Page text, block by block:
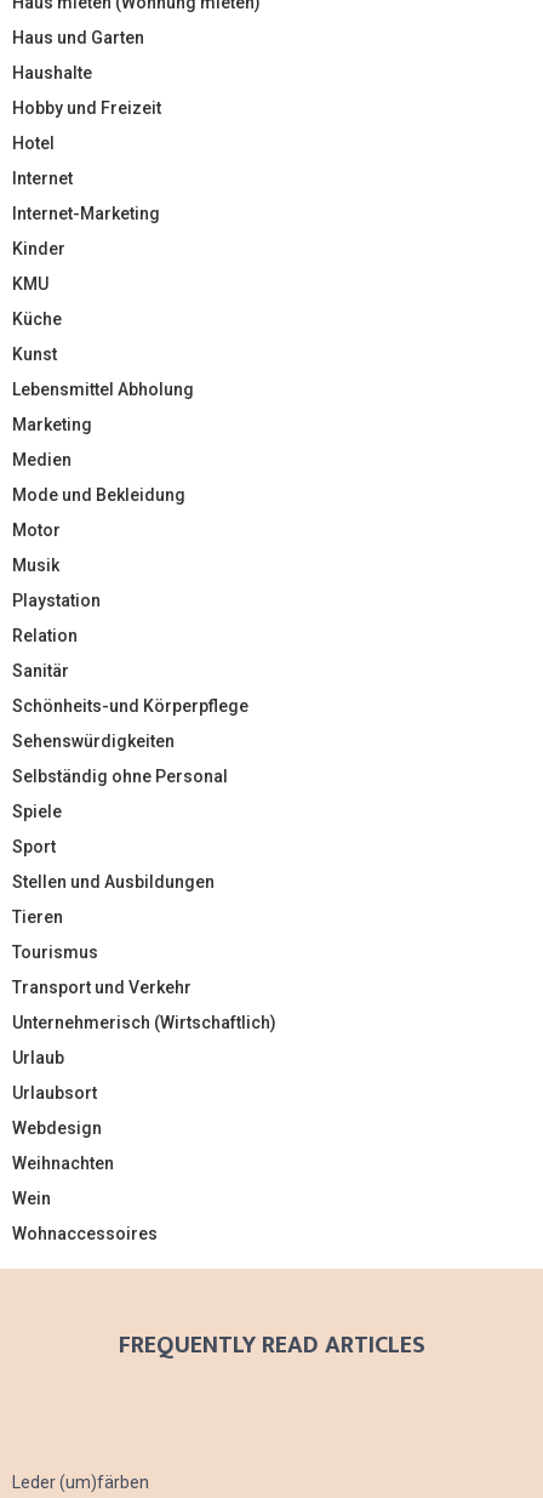
Haus und Garten
Haushalte
Hobby und Freizeit
Hotel
Internet
Internet-Marketing
Kinder
KMU
Küche
Kunst
Lebensmittel Abholung
Marketing
Medien
Mode und Bekleidung
Motor
Musik
Playstation
Relation
Sanitär
Schönheits-und Körperpflege
Sehenswürdigkeiten
Selbständig ohne Personal
Spiele
Sport
Stellen und Ausbildungen
Tieren
Tourismus
Transport und Verkehr
Unternehmerisch (Wirtschaftlich)
Urlaub
Urlaubsort
Webdesign
Weihnachten
Wein
Wohnaccessoires
FREQUENTLY READ ARTICLES
Leder (um)färben